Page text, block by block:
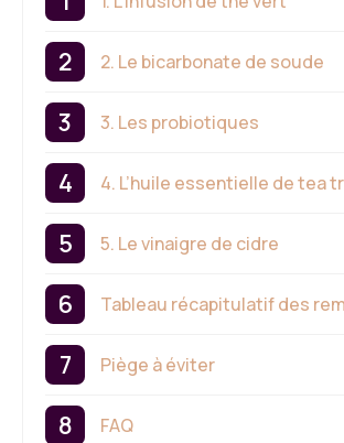
2. Le bicarbonate de soude
3. Les probiotiques
4. L’huile essentielle de tea
5. Le vinaigre de cidre
Tableau récapitulatif des
Piège à éviter
FAQ